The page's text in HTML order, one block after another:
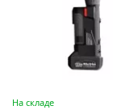
На складе